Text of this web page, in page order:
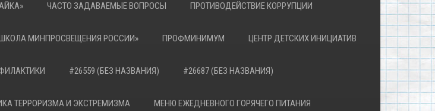
ЧАСТО ЗАДАВАЕМЫЕ ВОПРОСЫ ПРОТИВОДЕЙСТВИЕ КОРРУПЦИИ
МИНПРОСВЕЩЕНИЯ РОССИИ» ПРОФМИНИМУМ ЦЕНТР ДЕТСКИХ ИНИЦИАТИВ
#26559 (БЕЗ НАЗВАНИЯ) #26687 (БЕЗ НАЗВАНИЯ)
ТЕРРОРИЗМА И ЭКСТРЕМИЗМА МЕНЮ ЕЖЕДНЕВНОГО ГОРЯЧЕГО ПИТАНИЯ